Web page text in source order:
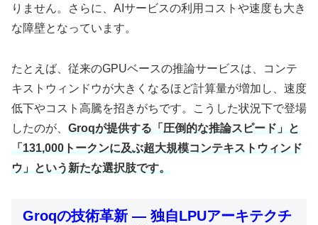
りません。さらに、AIサービスの利用コストや速度も大き
な障壁となっています。
たとえば、従来のGPUベースの推論サービスは、コンテ
キストウィンドウが大きくなるほど計算量が増加し、速度
低下やコスト高騰を招きがちです。こうした状況下で登場
したのが、 Groqが提供する「圧倒的な推論スピード」と
「131,000トークンに及ぶ超大規模コンテキストウィンド
ウ」という新たな選択肢です。
Groqの技術革新 ― 独自LPUアーキテクチ